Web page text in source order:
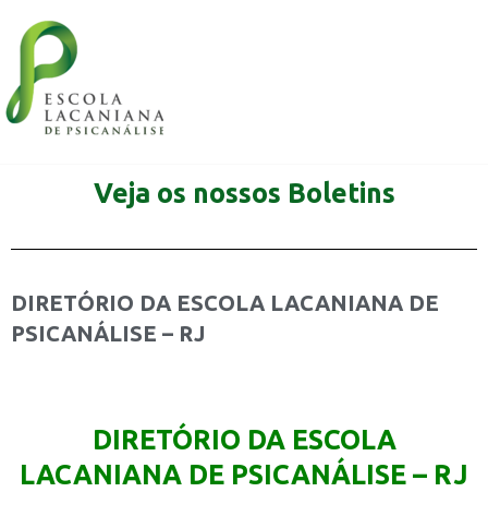
Veja os nossos Boletins
DIRETÓRIO DA ESCOLA LACANIANA DE
PSICANÁLISE – RJ
DIRETÓRIO DA ESCOLA
LACANIANA DE PSICANÁLISE – RJ